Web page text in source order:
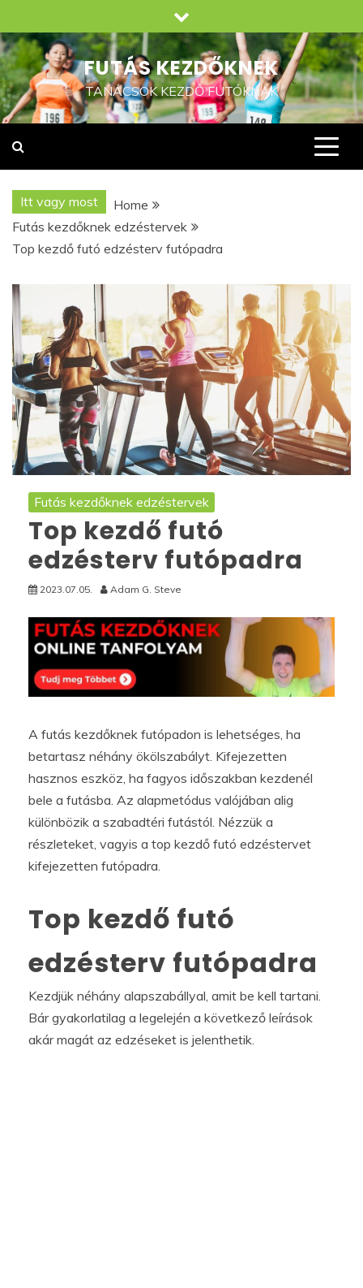
to
content
FUTÁS KEZDŐKNEK
TANÁCSOK KEZDŐ FUTÓKNAK
Itt vagy most
Home
Futás kezdőknek edzéstervek
Top kezdő futó edzésterv futópadra
Futás kezdőknek edzéstervek
Top kezdő futó
edzésterv futópadra
2023.07.05. Adam G. Steve
A futás kezdőknek futópadon is lehetséges, ha
betartasz néhány ökölszabályt. Kifejezetten
hasznos eszköz, ha fagyos időszakban kezdenél
bele a futásba. Az alapmetódus valójában alig
különbözik a szabadtéri futástól. Nézzük a
részleteket, vagyis a top kezdő futó edzéstervet
kifejezetten futópadra.
Top kezdő futó
edzésterv futópadra
Kezdjük néhány alapszabállyal, amit be kell tartani.
Bár gyakorlatilag a legelején a következő leírások
akár magát az edzéseket is jelenthetik.